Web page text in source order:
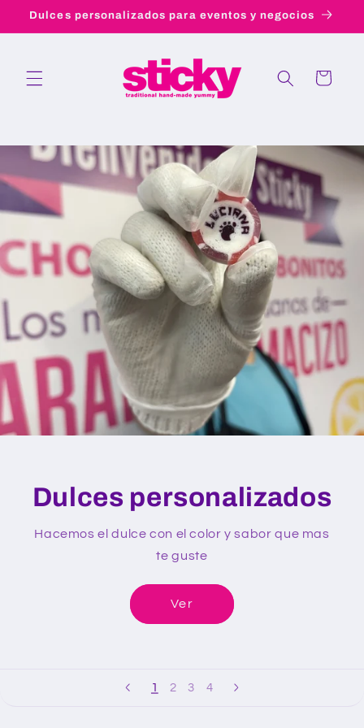
directamente
al contenido
Dulces personalizados para eventos y negocios
Carrito
Dulces personalizados
Hacemos el dulce con el color y sabor que mas
te guste
Ver
1 2 3 4